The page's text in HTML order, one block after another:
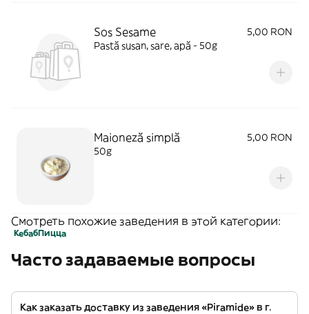
Sos Sesame
5,00 RON
Pastă susan, sare, apă - 50g
Maioneză simplă
5,00 RON
50g
Смотреть похожие заведения в этой категории:
КебабПицца
Часто задаваемые вопросы
Как заказать доставку из заведения «Piramide» в г.